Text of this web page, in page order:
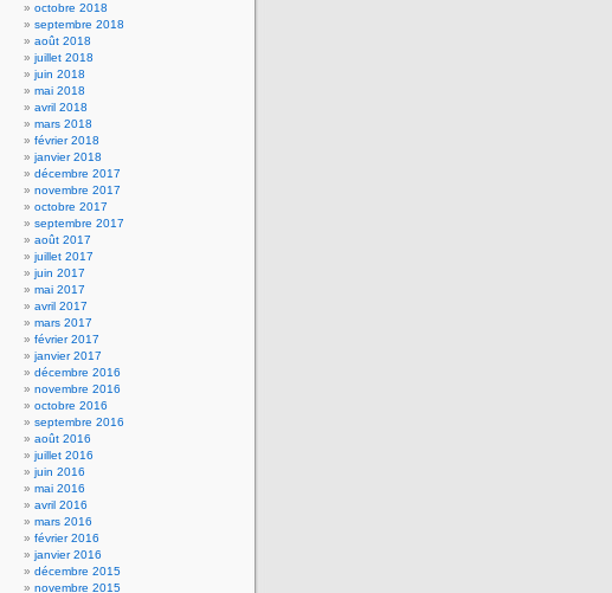
octobre 2018
septembre 2018
août 2018
juillet 2018
juin 2018
mai 2018
avril 2018
mars 2018
février 2018
janvier 2018
décembre 2017
novembre 2017
octobre 2017
septembre 2017
août 2017
juillet 2017
juin 2017
mai 2017
avril 2017
mars 2017
février 2017
janvier 2017
décembre 2016
novembre 2016
octobre 2016
septembre 2016
août 2016
juillet 2016
juin 2016
mai 2016
avril 2016
mars 2016
février 2016
janvier 2016
décembre 2015
novembre 2015